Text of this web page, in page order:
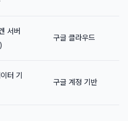
서버
구글 클라우드
터 기
구글 계정 기반